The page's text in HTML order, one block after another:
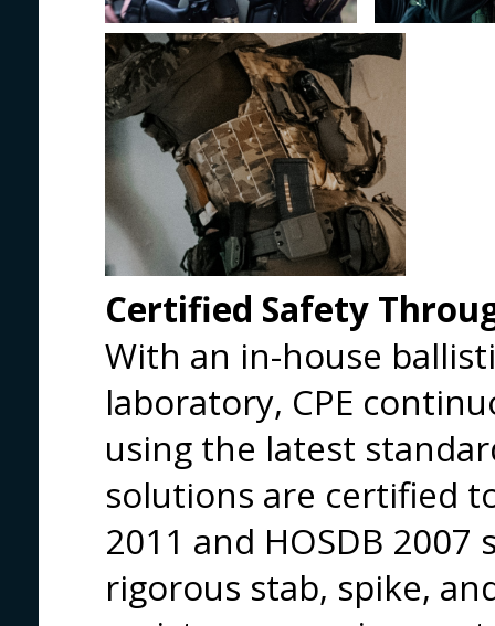
Certified Safety
With an in-house
laboratory, CPE
using the latest
solutions are certified
2011 and HOSDB 2007
rigorous stab, spike,